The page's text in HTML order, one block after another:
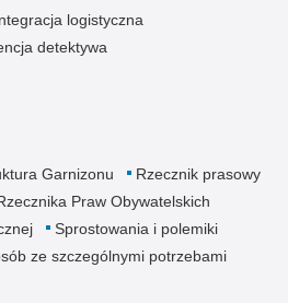
logistyczna
detektywa
Garnizonu
Rzecznik prasowy
Praw Obywatelskich
Sprostowania i polemiki
ze szczególnymi potrzebami